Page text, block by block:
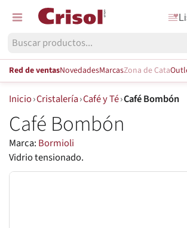
Red de ventasNovedadesMarcasZona de Cata
Inicio›Cristalería›Café y Té›Café Bombón
Café Bombón
Marca: Bormioli
Vidrio tensionado.